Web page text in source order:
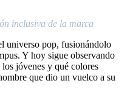
inclusiva de la marca
universo pop, fusionándolo
Y hoy sigue observando
jóvenes y qué colores
que dio un vuelco a su